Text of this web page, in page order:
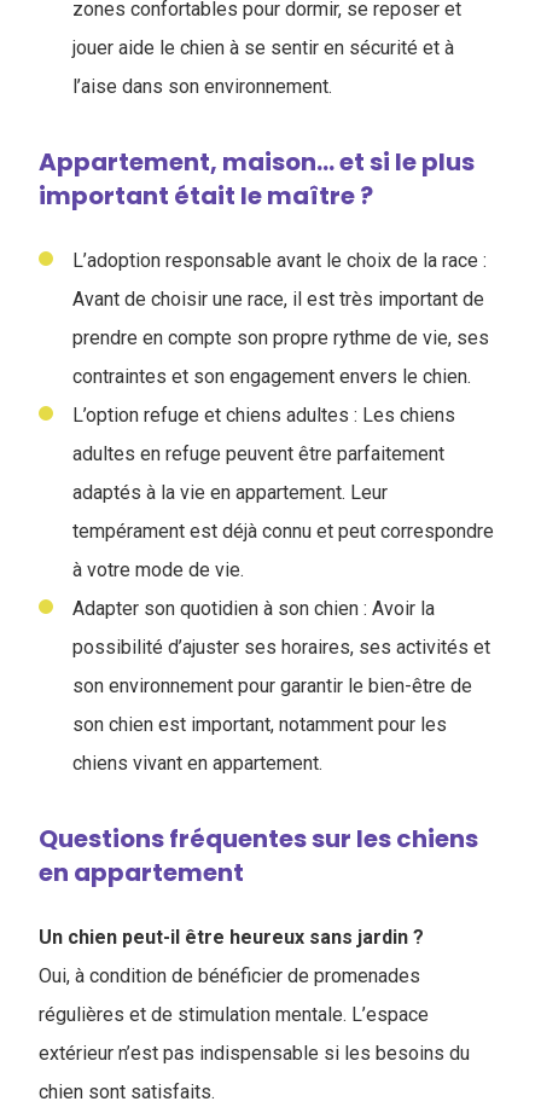
zones confortables pour dormir, se reposer et
jouer aide le chien à se sentir en sécurité et à
l’aise dans son environnement.
Appartement, maison… et si le plus
important était le maître ?
L’adoption responsable avant le choix de la race :
Avant de choisir une race, il est très important de
prendre en compte son propre rythme de vie, ses
contraintes et son engagement envers le chien.
L’option refuge et chiens adultes : Les chiens
adultes en refuge peuvent être parfaitement
adaptés à la vie en appartement. Leur
tempérament est déjà connu et peut correspondre
à votre mode de vie.
Adapter son quotidien à son chien : Avoir la
possibilité d’ajuster ses horaires, ses activités et
son environnement pour garantir le bien-être de
son chien est important, notamment pour les
chiens vivant en appartement.
Questions fréquentes sur les chiens
en appartement
Un chien peut-il être heureux sans jardin ?
Oui, à condition de bénéficier de promenades
régulières et de stimulation mentale. L’espace
extérieur n’est pas indispensable si les besoins du
chien sont satisfaits.